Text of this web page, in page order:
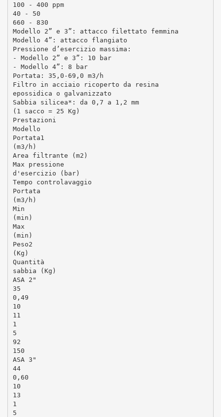
100 - 400 ppm
40 - 50
660 - 830
Modello 2” e 3”: attacco filettato femmina
Modello 4”: attacco flangiato
Pressione d’esercizio massima:
- Modello 2” e 3”: 10 bar
- Modello 4”: 8 bar
Portata: 35,0-69,0 m3/h
Filtro in acciaio ricoperto da resina
epossidica o galvanizzato
Sabbia silicea*: da 0,7 a 1,2 mm
(1 sacco = 25 Kg)
Prestazioni
Modello
Portata1
(m3/h)
Area filtrante (m2)
Max pressione
d'esercizio (bar)
Tempo controlavaggio
Portata
(m3/h)
Min
(min)
Max
(min)
Peso2
(Kg)
Quantità
sabbia (Kg)
ASA 2"
35
0,49
10
11
1
5
92
150
ASA 3"
44
0,60
10
13
1
5